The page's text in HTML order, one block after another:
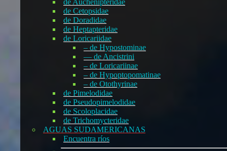
de Cetopsidae
de Doradidae
de Heptapteridae
de Loricariidae
– de Hypostominae
— de Ancistrini
– de Loricariinae
– de Hypoptopomatinae
– de Otothyrinae
de Pimelodidae
de Pseudopimelodidae
de Scoloplacidae
de Trichomycteridae
AGUAS SUDAMERICANAS
Encuentra ríos